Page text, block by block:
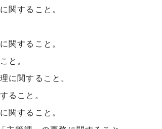
関すること。
関すること。
と。
に関すること。
ること。
関すること。